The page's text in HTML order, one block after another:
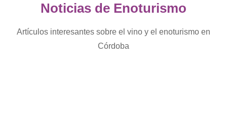
Noticias de Enoturismo
Artículos interesantes sobre el vino y el enoturismo en
Córdoba